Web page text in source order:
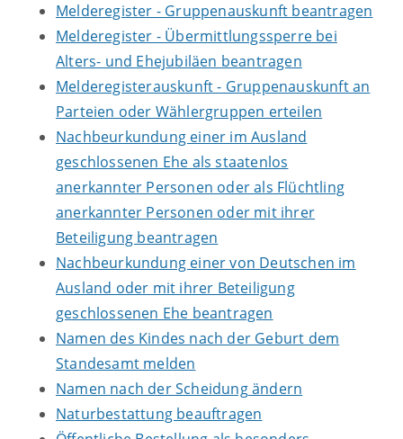
Melderegister - Gruppenauskunft beantragen
Melderegister - Übermittlungssperre bei
Alters- und Ehejubiläen beantragen
Melderegisterauskunft - Gruppenauskunft an
Parteien oder Wählergruppen erteilen
Nachbeurkundung einer im Ausland
geschlossenen Ehe als staatenlos
anerkannter Personen oder als Flüchtling
anerkannter Personen oder mit ihrer
Beteiligung beantragen
Nachbeurkundung einer von Deutschen im
Ausland oder mit ihrer Beteiligung
geschlossenen Ehe beantragen
Namen des Kindes nach der Geburt dem
Standesamt melden
Namen nach der Scheidung ändern
Naturbestattung beauftragen